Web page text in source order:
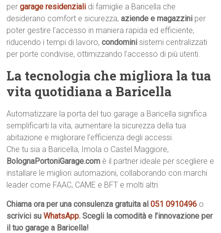
pergarage residenziali di famiglie a Baricella che
desiderano comfort e sicurezza,aziende e magazzini per
poter gestire l’accesso in maniera rapida ed efficiente,
riducendo i tempi di lavoro,condomini sistemi centralizzati
per porte condivise, ottimizzando l’accesso di più utenti.
La tecnologia che migliora la tua
vita quotidiana a Baricella
Automatizzare la porta del tuo garage a Baricella significa
semplificarti la vita, aumentare la sicurezza della tua
abitazione e migliorare l’efficienza degli accessi.
Che tu sia a Baricella, Imola o Castel Maggiore,
BolognaPortoniGarage.com è il partner ideale per scegliere e
installare le migliori automazioni, collaborando con marchi
leader come FAAC, CAME e BFT e molti altri.
Chiama ora per una consulenza gratuita al051 0910496 o
scrivici suWhatsApp. Scegli la comodità e l’innovazione per
il tuo garage a Baricella!